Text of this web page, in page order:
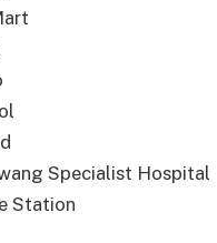
Specialist Hospital
Station